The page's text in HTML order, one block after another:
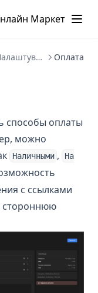
Маркет
Налаштування Оплата
способы оплаты
можно
Наличными ,
На
с ссылками
стороннюю